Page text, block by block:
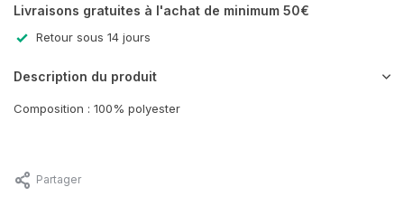
Livraisons gratuites à l'achat de minimum 50€
Retour sous 14 jours
Description du produit
Composition : 100% polyester
Partager